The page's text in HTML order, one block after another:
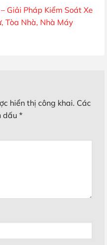
Giải Pháp Kiểm Soát Xe
Tòa Nhà, Nhà Máy
hiển thị công khai. Các
dấu *